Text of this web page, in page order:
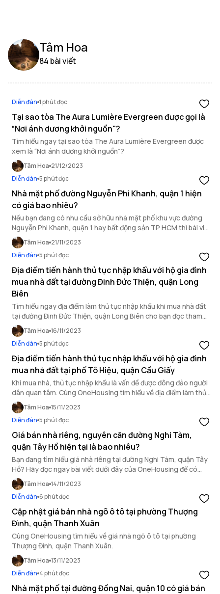
Tâm Hoa
84 bài viết
Diễn đàn 1 phút đọc
Tại sao tòa The Aura Lumière Evergreen được gọi là
“Nơi ánh dương khởi nguồn"?
Tìm hiểu ngay tại sao tòa The Aura Lumière Evergreen được
xem là “Nơi ánh dương khởi nguồn”?
Tâm Hoa 21/12/2023
Diễn đàn 5 phút đọc
Nhà mặt phố đường Nguyễn Phi Khanh, quận 1 hiện
có giá bao nhiêu?
Nếu bạn đang có nhu cầu sở hữu nhà mặt phố khu vực đường
Nguyễn Phi Khanh, quận 1 hay bất động sản TP HCM thì bài viết
này sẽ là nguồn thông tin hữu ích dành cho bạn.
Tâm Hoa 21/11/2023
Diễn đàn 5 phút đọc
Địa điểm tiến hành thủ tục nhập khẩu với hộ gia đình
mua nhà đất tại đường Đinh Đức Thiện, quận Long
Biên
Tìm hiểu ngay địa điểm làm thủ tục nhập khẩu khi mua nhà đất
tại đường Đinh Đức Thiện, quận Long Biên cho bạn đọc tham
khảo.
Tâm Hoa 16/11/2023
Diễn đàn 5 phút đọc
Địa điểm tiến hành thủ tục nhập khẩu với hộ gia đình
mua nhà đất tại phố Tô Hiệu, quận Cầu Giấy
Khi mua nhà, thủ tục nhập khẩu là vấn đề được đông đảo người
dân quan tâm. Cùng OneHousing tìm hiểu về địa điểm làm thủ
tục nhập khẩu tại phố Tô Hiệu, quận Cầu Giấy qua bài viết sau
nhé!
Tâm Hoa 15/11/2023
Diễn đàn 5 phút đọc
Giá bán nhà riêng, nguyên căn đường Nghi Tàm,
quận Tây Hồ hiện tại là bao nhiêu?
Bạn đang tìm hiểu giá nhà riêng tại đường Nghi Tàm, quận Tây
Hồ? Hãy đọc ngay bài viết dưới đây của OneHousing để có
thông tin chính xác nhé!
Tâm Hoa 14/11/2023
Diễn đàn 6 phút đọc
Cập nhật giá bán nhà ngõ ô tô tại phường Thượng
Đình, quận Thanh Xuân
Cùng OneHousing tìm hiểu về giá nhà ngõ ô tô tại phường
Thượng Đình, quận Thanh Xuân.
Tâm Hoa 13/11/2023
Diễn đàn 4 phút đọc
Nhà mặt phố tại đường Đồng Nai, quận 10 có giá bán